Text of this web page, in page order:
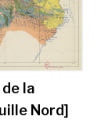
la
Nord]